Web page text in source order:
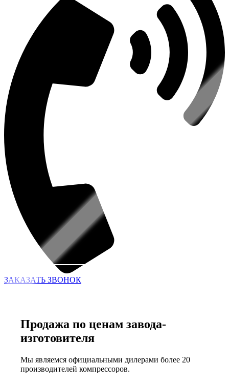
ЗАКАЗАТЬ ЗВОНОК
Продажа по ценам завода-
изготовителя
Мы являемся официальными дилерами более 20
производителей компрессоров.